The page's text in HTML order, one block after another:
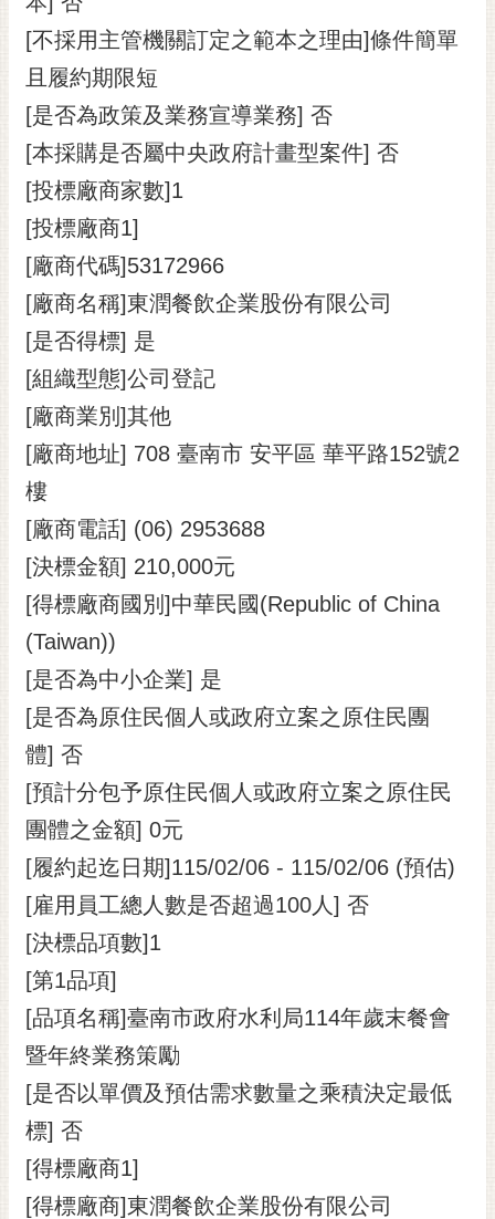
[不採用主管機關訂定之範本之理由]條件簡單
且履約期限短
[是否為政策及業務宣導業務] 否
[本採購是否屬中央政府計畫型案件] 否
[投標廠商家數]1
[投標廠商1]
[廠商代碼]53172966
[廠商名稱]東潤餐飲企業股份有限公司
[是否得標] 是
[組織型態]公司登記
[廠商業別]其他
[廠商地址] 708 臺南市 安平區 華平路152號2
樓
[廠商電話] (06) 2953688
[決標金額] 210,000元
[得標廠商國別]中華民國(Republic of China
(Taiwan))
[是否為中小企業] 是
[是否為原住民個人或政府立案之原住民團
體] 否
[預計分包予原住民個人或政府立案之原住民
團體之金額] 0元
[履約起迄日期]115/02/06 - 115/02/06 (預估)
[雇用員工總人數是否超過100人] 否
[決標品項數]1
[第1品項]
[品項名稱]臺南市政府水利局114年歲末餐會
暨年終業務策勵
[是否以單價及預估需求數量之乘積決定最低
標] 否
[得標廠商1]
[得標廠商]東潤餐飲企業股份有限公司